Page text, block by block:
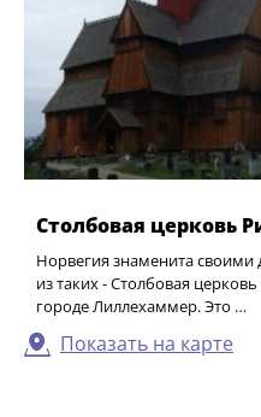
Столбовая церковь
Норвегия знаменита
из таких - Столбовая
городе Лиллехаммер. Это …
Показать на карте